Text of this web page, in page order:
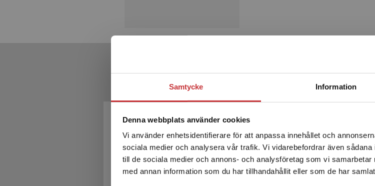
Samtycke Information
Denna webbplats använder cookies
Vi använder enhetsidentifierare för att anpassa innehållet och
sociala medier och analysera vår trafik. Vi vidarebefordrar även
till de sociala medier och annons- och analysföretag som vi
med annan information som du har tillhandahållit eller som de har
Begränsad fraktregion
Det verkar som att du besöker
enhet utanför Sverige. Vi erbjuder inte
Sverige. För att kunna slutföra ett köp
leveransadressen vara i Sverige.Läs mer
Produkter